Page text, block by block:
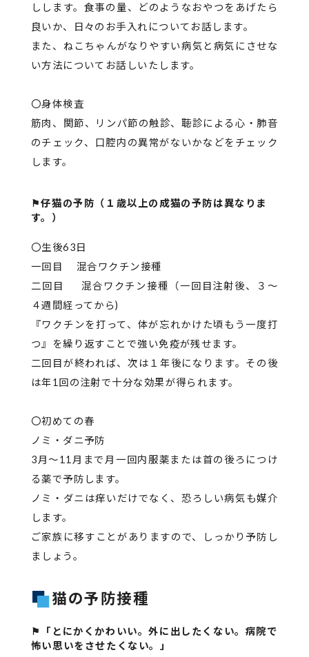
しします。食事の量、どのようなおやつをあげたら
良いか、日々のお手入れについてお話します。
また、ねこちゃんがなりやすい病気と病気にさせな
い方法についてお話しいたします。
〇身体検査
筋肉、関節、リンパ節の触診、聴診による心・肺音
のチェック、口腔内の異常がないかなどをチェック
します。
⚑仔猫の予防（１歳以上の成猫の予防は異なりま
す。）
〇生後63日
一回目 混合ワクチン接種
二回目 混合ワクチン接種（一回目注射後、３～
４週間経ってから)
『ワクチンを打って、体が忘れかけた頃もう一度打
つ』を繰り返すことで強い免疫が残せます。
二回目が終われば、次は１年後になります。その後
は年1回の注射で十分な効果が得られます。
〇初めての春
ノミ・ダニ予防
3月～11月まで月一回内服薬または首の後ろにつけ
る薬で予防します。
ノミ・ダニは痒いだけでなく、恐ろしい病気も媒介
します。
ご家族に移すことがありますので、しっかり予防し
ましょう。
猫の予防接種
⚑「とにかくかわいい。外に出したくない。病院で
怖い思いをさせたくない。」